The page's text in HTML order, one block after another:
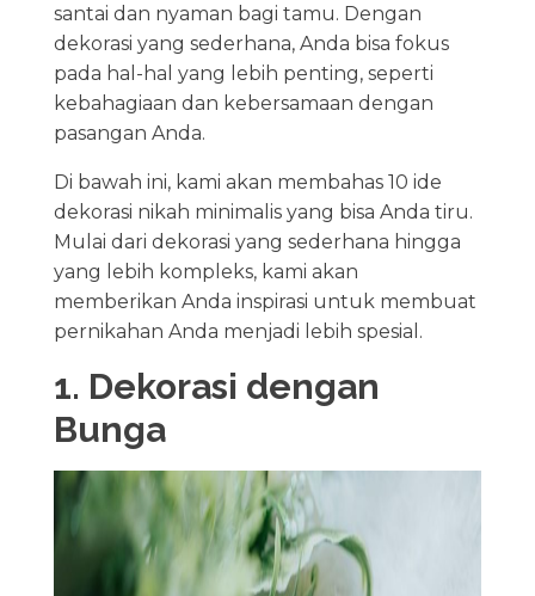
santai dan nyaman bagi tamu. Dengan
dekorasi yang sederhana, Anda bisa fokus
pada hal-hal yang lebih penting, seperti
kebahagiaan dan kebersamaan dengan
pasangan Anda.
Di bawah ini, kami akan membahas 10 ide
dekorasi nikah minimalis yang bisa Anda tiru.
Mulai dari dekorasi yang sederhana hingga
yang lebih kompleks, kami akan
memberikan Anda inspirasi untuk membuat
pernikahan Anda menjadi lebih spesial.
1. Dekorasi dengan
Bunga